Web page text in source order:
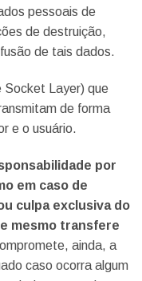
pessoais de
de destruição,
de tais dados.
Socket Layer) que
de forma
e o usuário.
por
em caso de
culpa exclusiva do
mesmo transfere
ainda, a
caso ocorra algum